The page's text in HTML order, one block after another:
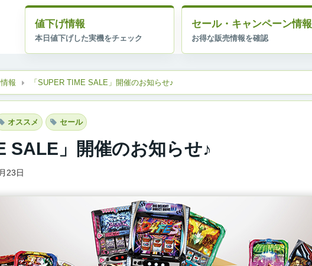
値下げ情報 セール・キャンペーン情報
報 「SUPER TIME SALE」開催のお知らせ♪
オススメ セール
SALE」開催のお知らせ♪
23日